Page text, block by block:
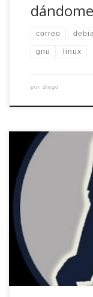
correo
gnu linux
por diego
Hello, I would like
on Debian 6.0.
puedo jugar al
Padoly,
debian en inglés.